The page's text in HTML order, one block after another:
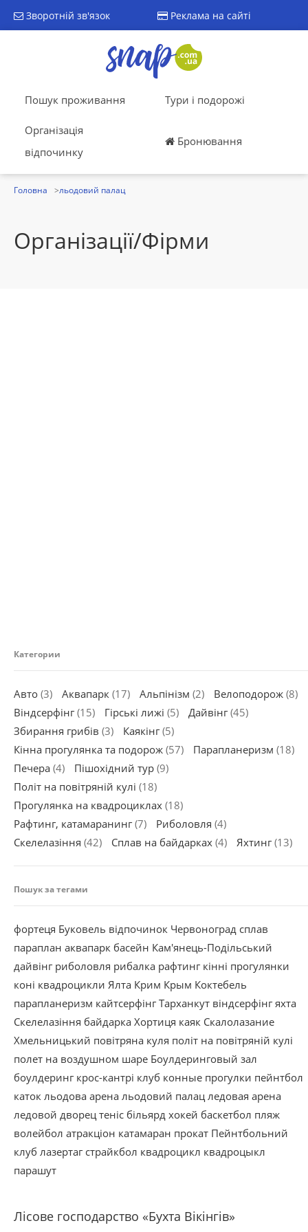
Зворотній зв'язок Реклама на сайті
Пошук проживання Тури і подорожі
Організація
відпочинку
Бронювання
Головна льодовий палац
Організації/Фірми
Категории
Авто (3) Аквапарк (17) Альпінізм (2) Велоподорож (8)
Віндсерфінг(15) Гірські лижі (5) Дайвінг(45)
Збирання грибів (3) Каякінг(5)
Кінна прогулянка та подорож (57) Парапланеризм (18)
Печера (4) Пішохідний тур (9)
Політ на повітряній кулі (18)
Прогулянка на квадроциклах (18)
Рафтинг, катамаранинг(7) Риболовля (4)
Скелелазіння (42) Сплав на байдарках (4) Яхтинг(13)
Пошук за тегами
фортеця Буковель відпочинок Червоноград сплав
параплан аквапарк басейн Кам'янець-Подільський
дайвінг риболовля рибалка рафтинг кінні прогулянки
коні квадроцикли Ялта Крим Крым Коктебель
парапланеризм кайтсерфінг Тарханкут віндсерфінг яхта
Скелелазіння байдарка Хортиця каяк Скалолазание
Хмельницький повітряна куля політ на повітряній кулі
полет на воздушном шаре Боулдеринговый зал
боулдеринг крос-кантрі клуб конные прогулки пейнтбол
каток льодова арена льодовий палац ледовая арена
ледовой дворец теніс більярд хокей баскетбол пляж
волейбол атракціон катамаран прокат Пейнтбольний
клуб лазертаг страйкбол квадроцикл квадроцыкл
парашут
Лісове господарство «Бухта Вікінгів»